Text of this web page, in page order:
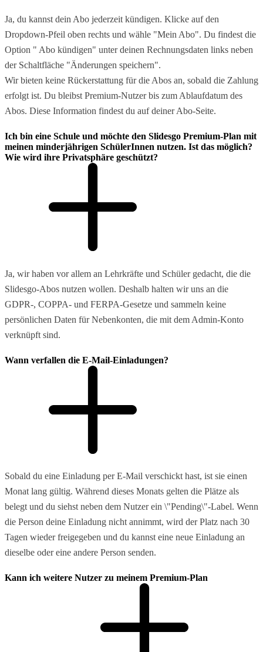
Ja, du kannst dein Abo jederzeit kündigen. Klicke auf den
Dropdown-Pfeil oben rechts und wähle "Mein Abo". Du findest die
Option " Abo kündigen" unter deinen Rechnungsdaten links neben
der Schaltfläche "Änderungen speichern".
Wir bieten keine Rückerstattung für die Abos an, sobald die Zahlung
erfolgt ist. Du bleibst Premium-Nutzer bis zum Ablaufdatum des
Abos. Diese Information findest du auf deiner Abo-Seite.
Ich bin eine Schule und möchte den Slidesgo Premium-Plan mit
meinen minderjährigen SchülerInnen nutzen. Ist das möglich?
Wie wird ihre Privatsphäre geschützt?
Ja, wir haben vor allem an Lehrkräfte und Schüler gedacht, die die
Slidesgo-Abos nutzen wollen. Deshalb halten wir uns an die
GDPR-, COPPA- und FERPA-Gesetze und sammeln keine
persönlichen Daten für Nebenkonten, die mit dem Admin-Konto
verknüpft sind.
Wann verfallen die E-Mail-Einladungen?
Sobald du eine Einladung per E-Mail verschickt hast, ist sie einen
Monat lang gültig. Während dieses Monats gelten die Plätze als
belegt und du siehst neben dem Nutzer ein \"Pending\"-Label. Wenn
die Person deine Einladung nicht annimmt, wird der Platz nach 30
Tagen wieder freigegeben und du kannst eine neue Einladung an
dieselbe oder eine andere Person senden.
Kann ich weitere Nutzer zu meinem Premium-Plan